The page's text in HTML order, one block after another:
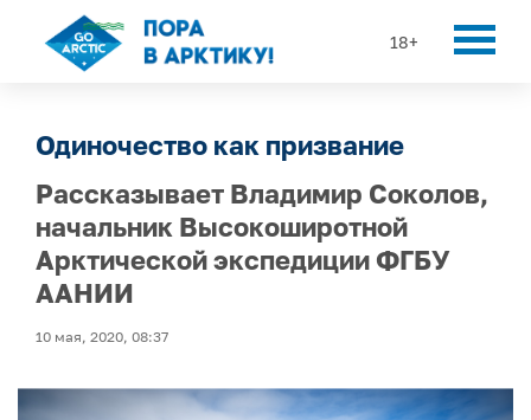
18+
Одиночество как призвание
Рассказывает Владимир Соколов,
начальник Высокоширотной
Арктической экспедиции ФГБУ
ААНИИ
10 мая, 2020, 08:37